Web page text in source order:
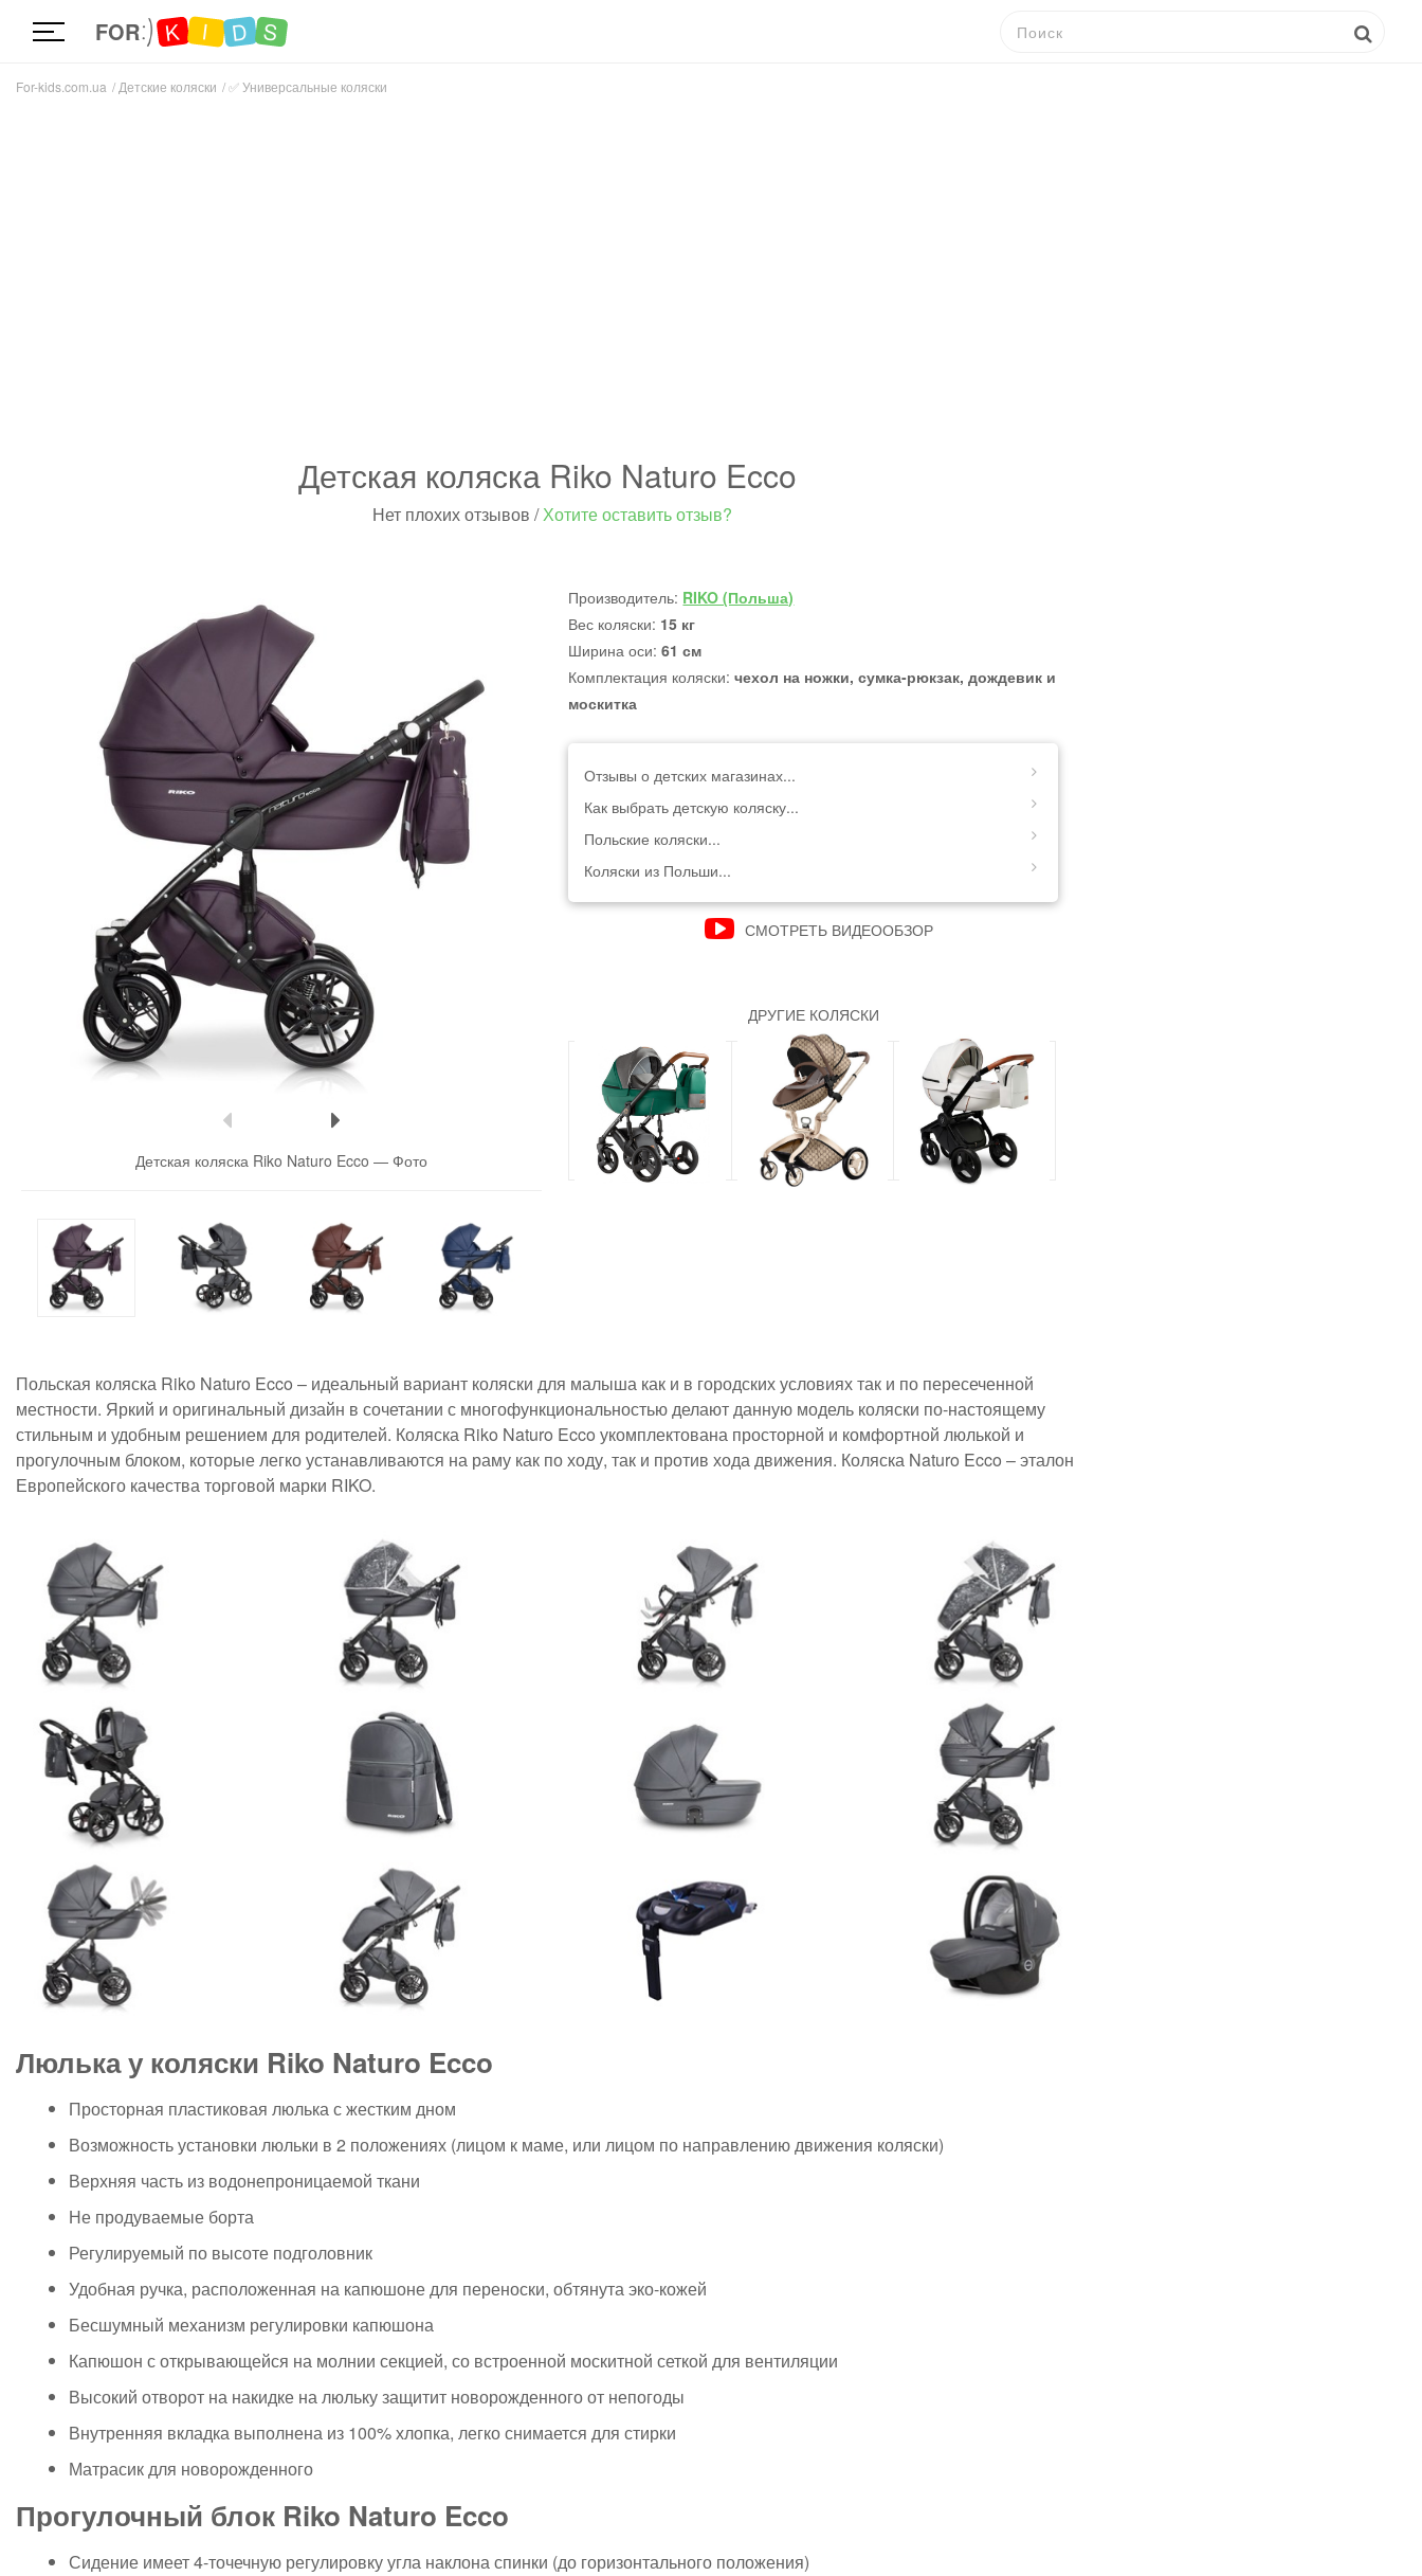
FOR K I D S
For-kids.com.ua Детские коляски ✅Универсальные коляски
Детская коляска Riko Naturo Ecco
Нет плохих отзывов /Хотите оставить отзыв?
Детская коляска Riko Naturo Ecco —Фото
Производитель: RIKO (Польша)
Вес коляски: 15 кг
Ширина оси:61 см
Комплектация коляски:чехол на ножки, сумка-рюкзак, дождевик и
москитка
Отзывы о детских магазинах...
Как выбрать детскую коляску...
Польские коляски...
Коляски из Польши...
СМОТРЕТЬ ВИДЕООБЗОР
ДРУГИЕ КОЛЯСКИ
Польская коляска Riko Naturo Ecco – идеальный вариант коляски для малыша как и в городских условиях так и по пересеченной
местности. Яркий и оригинальный дизайн в сочетании с многофункциональностью делают данную модель коляски по-настоящему
стильным и удобным решением для родителей. Коляска Riko Naturo Ecco укомплектована просторной и комфортной люлькой и
прогулочным блоком, которые легко устанавливаются на раму как по ходу, так и против хода движения. Коляска Naturo Ecco – эталон
Европейского качества торговой марки RIKO.
Люлька у коляски Riko Naturo Ecco
Просторная пластиковая люлька с жестким дном
Возможность установки люльки в 2 положениях (лицом к маме, или лицом по направлению движения коляски)
Верхняя часть из водонепроницаемой ткани
Не продуваемые борта
Регулируемый по высоте подголовник
Удобная ручка, расположенная на капюшоне для переноски, обтянута эко-кожей
Бесшумный механизм регулировки капюшона
Капюшон с открывающейся на молнии секцией, со встроенной москитной сеткой для вентиляции
Высокий отворот на накидке на люльку защитит новорожденного от непогоды
Внутренняя вкладка выполнена из 100% хлопка, легко снимается для стирки
Матрасик для новорожденного
Прогулочный блок Riko Naturo Ecco
Сидение имеет 4-точечную регулировку угла наклона спинки (до горизонтального положения)